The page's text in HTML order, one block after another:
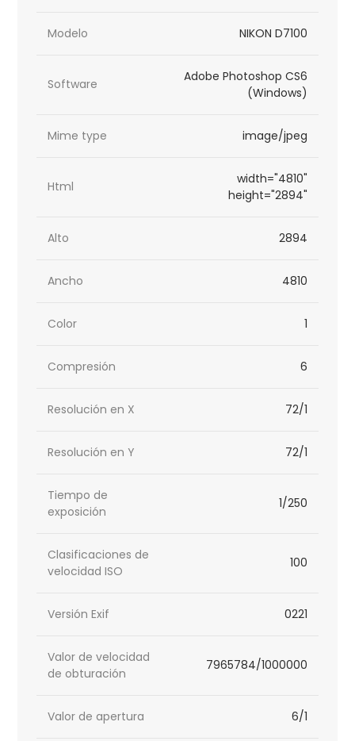
Modelo NIKON D7100
Software
Adobe Photoshop CS6
(Windows)
Mime type image/jpeg
Html
width="4810"
height="2894"
Alto 2894
Ancho 4810
Color 1
Compresión 6
Resolución en X 72/1
Resolución en Y 72/1
Tiempo de
exposición
1/250
Clasificaciones de
velocidad ISO
100
Versión Exif 0221
Valor de velocidad
de obturación
7965784/1000000
Valor de apertura 6/1